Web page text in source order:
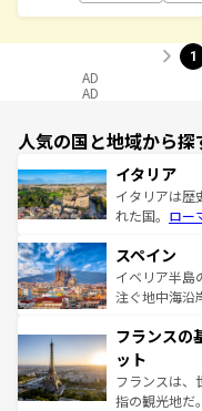
1
AD
AD
人気の国と地域から探
イタリア
イタリアは歴
れた国。 ロー
ろん、トスカ
景など、自然
ピザやパスタ
ませてくれる
なお、新着の
しい。
スペイン
イベリア半島
注ぐ地中海沿
文化が根付く
れる闘牛、そ
る。首都マド
アートに溢れ
フランスの
ット
フランスは、
指の観光地だ